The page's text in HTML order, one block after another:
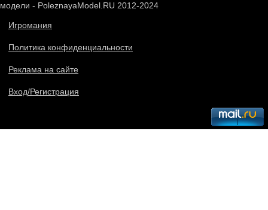
модели - PoleznayaModel.RU 2012-2024
Игромания
Политика конфиденциальности
Реклама на сайте
Вход/Регистрация